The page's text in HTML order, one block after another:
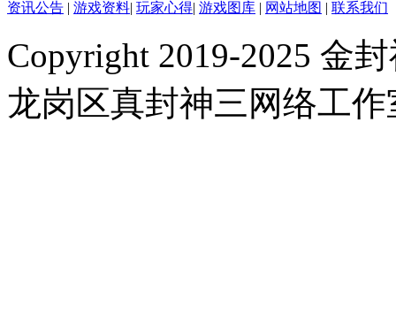
资讯公告 | 游戏资料| 玩家心得| 游戏图库 | 网站地图 | 联系我们
Copyright 2019-2025 金
龙岗区真封神三网络工